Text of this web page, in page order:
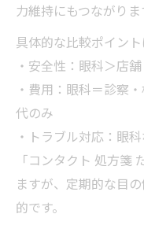
力維持にもつながりま
具体的な比較ポイント
・安全性：眼科＞店
・費用：眼科＝診察
代のみ
・トラブル対応：眼
「コンタクト 処方箋
ますが、定期的な目
的です。